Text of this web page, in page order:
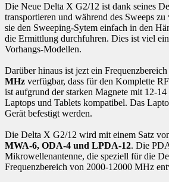
Die Neue Delta X G2/12 ist dank seines
transportieren und während des Sweeps
sie den Sweeping-Sytem einfach in den
die Ermittlung durchfuhren. Dies ist viel
Vorhangs-Modellen.
Darüber hinaus ist jezt ein
MHz verfügbar, dass für den Komplette
ist aufgrund der starken Magnete mit 12-
Laptops und Tablets kompatibel. Das
Gerät befestigt werden.
Die Delta X G2/12 wird mit einem Satz
MWA-6, ODA-4 und LPDA-12. Die
Mikrowellenantenne, die speziell für die
Frequenzbereich von 2000-12000 MHz